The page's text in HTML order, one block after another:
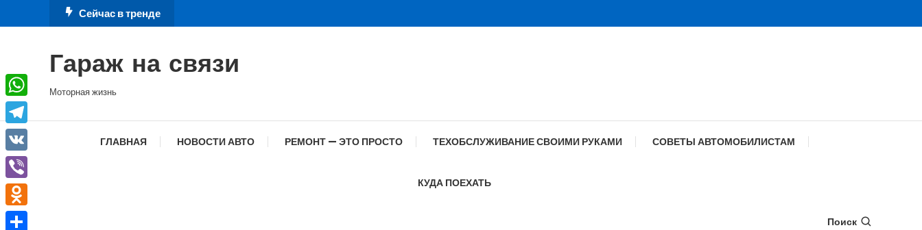
к
Сейчас в тренде
Гараж на связи
Моторная жизнь
ГЛАВНАЯ НОВОСТИ АВТО РЕМОНТ — ЭТО ПРОСТО ТЕХОБСЛУЖИВАНИЕ СВОИМИ РУКАМИ СОВЕТЫ АВТОМОБИЛИСТАМ
КУДА ПОЕХАТЬ
Поиск
WhatsApp
Telegram
VK
Viber
Odnoklassniki